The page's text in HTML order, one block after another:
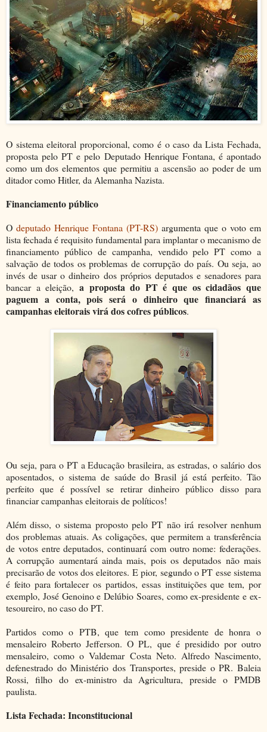
O sistema eleitoral proporcional, como é o caso da Lista Fechada,
proposta pelo PT e pelo Deputado Henrique Fontana, é apontado
como um dos elementos que permitiu a ascensão ao poder de um
ditador como Hitler, da Alemanha Nazista.
Financiamento público
O deputado Henrique Fontana (PT-RS) argumenta que o voto em
lista fechada é requisito fundamental para implantar o mecanismo de
financiamento público de campanha, vendido pelo PT como a
salvação de todos os problemas de corrupção do país. Ou seja, ao
invés de usar o dinheiro dos próprios deputados e senadores para
bancar a eleição, a proposta do PT é que os cidadãos que
paguem a conta, pois será o dinheiro que financiará as
campanhas eleitorais virá dos cofres públicos.
Ou seja, para o PT a Educação brasileira, as estradas, o salário dos
aposentados, o sistema de saúde do Brasil já está perfeito. Tão
perfeito que é possível se retirar dinheiro público disso para
financiar campanhas eleitorais de políticos!
Além disso, o sistema proposto pelo PT não irá resolver nenhum
dos problemas atuais. As coligações, que permitem a transferência
de votos entre deputados, continuará com outro nome: federações.
A corrupção aumentará ainda mais, pois os deputados não mais
precisarão de votos dos eleitores. E pior, segundo o PT esse sistema
é feito para fortalecer os partidos, essas instituições que tem, por
exemplo, José Genoino e Delúbio Soares, como ex-presidente e ex-
tesoureiro, no caso do PT.
Partidos como o PTB, que tem como presidente de honra o
mensaleiro Roberto Jefferson. O PL, que é presidido por outro
mensaleiro, como o Valdemar Costa Neto. Alfredo Nascimento,
defenestrado do Ministério dos Transportes, preside o PR. Baleia
Rossi, filho do ex-ministro da Agricultura, preside o PMDB
paulista.
Lista Fechada: Inconstitucional